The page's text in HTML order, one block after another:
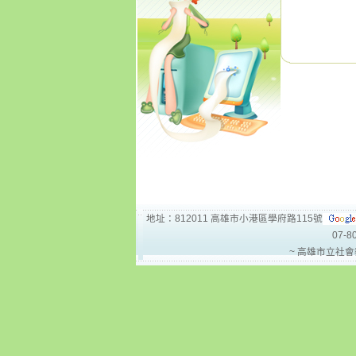
地址：812011 高雄市小港區學府路115號
07-
~ 高雄市立社